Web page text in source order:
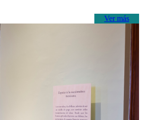
Ver más